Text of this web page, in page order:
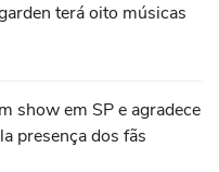
terá oito músicas
show em SP e agradece
presença dos fãs